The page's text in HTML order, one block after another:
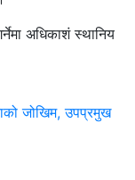
अधिकाशं स्थानिय
जोखिम, उपप्रमुख